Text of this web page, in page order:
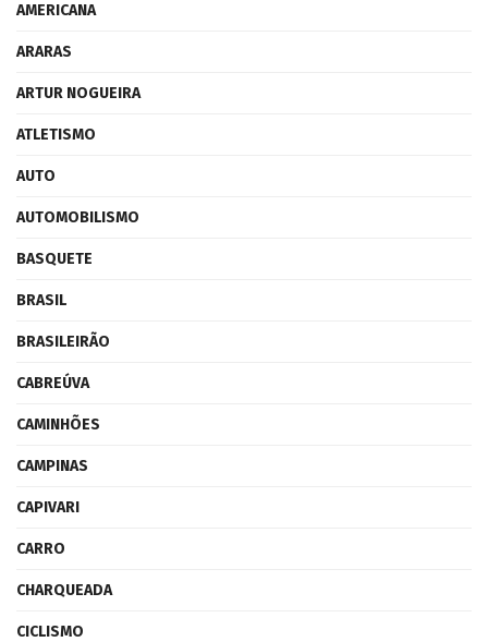
AMERICANA
ARARAS
ARTUR NOGUEIRA
ATLETISMO
AUTO
AUTOMOBILISMO
BASQUETE
BRASIL
BRASILEIRÃO
CABREÚVA
CAMINHÕES
CAMPINAS
CAPIVARI
CARRO
CHARQUEADA
CICLISMO